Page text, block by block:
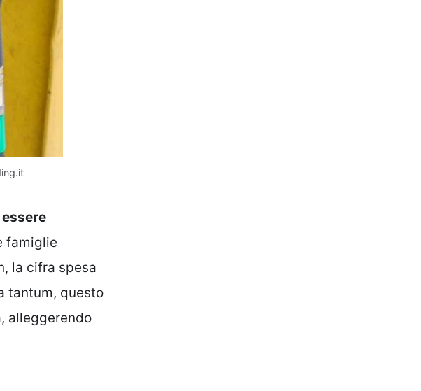
famiglie
la cifra spesa
tantum, questo
alleggerendo